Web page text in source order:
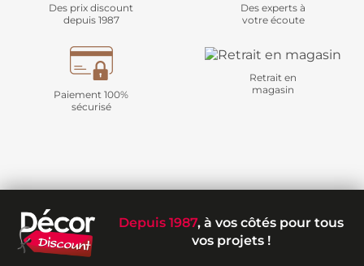
Des prix discount
depuis 1987
Des experts à
votre écoute
Paiement 100%
sécurisé
Retrait en
magasin
Depuis 1987, à vos côtés pour tous
vos projets !